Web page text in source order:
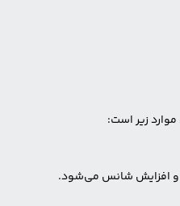
زیر است:
و افزایش شانس می‌شود.